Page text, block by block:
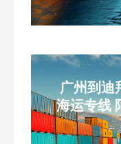
广州到迪
海运专线